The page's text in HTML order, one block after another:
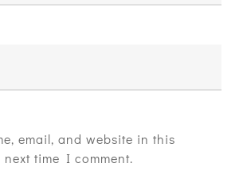
email, and website in this
time I comment.